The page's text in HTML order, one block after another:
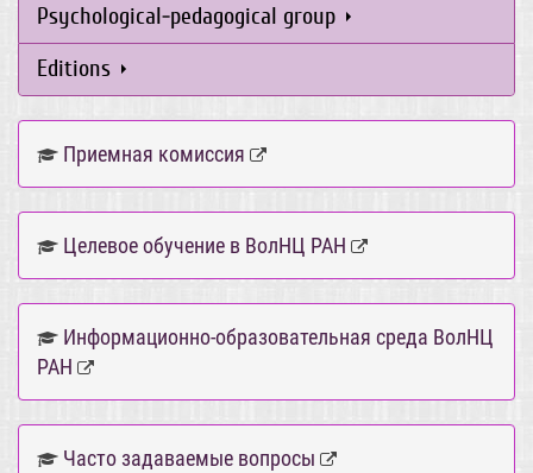
Psychological-pedagogical group
Editions
Приемная комиссия
Целевое обучение в ВолНЦ РАН
Информационно-образовательная среда ВолНЦ
РАН
Часто задаваемые вопросы